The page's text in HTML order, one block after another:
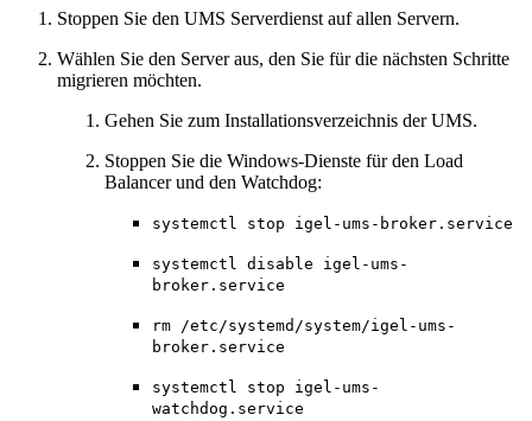
Stoppen Sie den UMS Serverdienst auf allen Servern.
Wählen Sie den Server aus, den Sie für die nächsten Schritte
migrieren möchten.
Gehen Sie zum Installationsverzeichnis der UMS.
Stoppen Sie die Windows-Dienste für den Load
Balancer und den Watchdog:
systemctl stop igel-ums-broker.service
systemctl disable igel-ums-
broker.service
rm /etc/systemd/system/igel-ums-
broker.service
systemctl stop igel-ums-
watchdog.service